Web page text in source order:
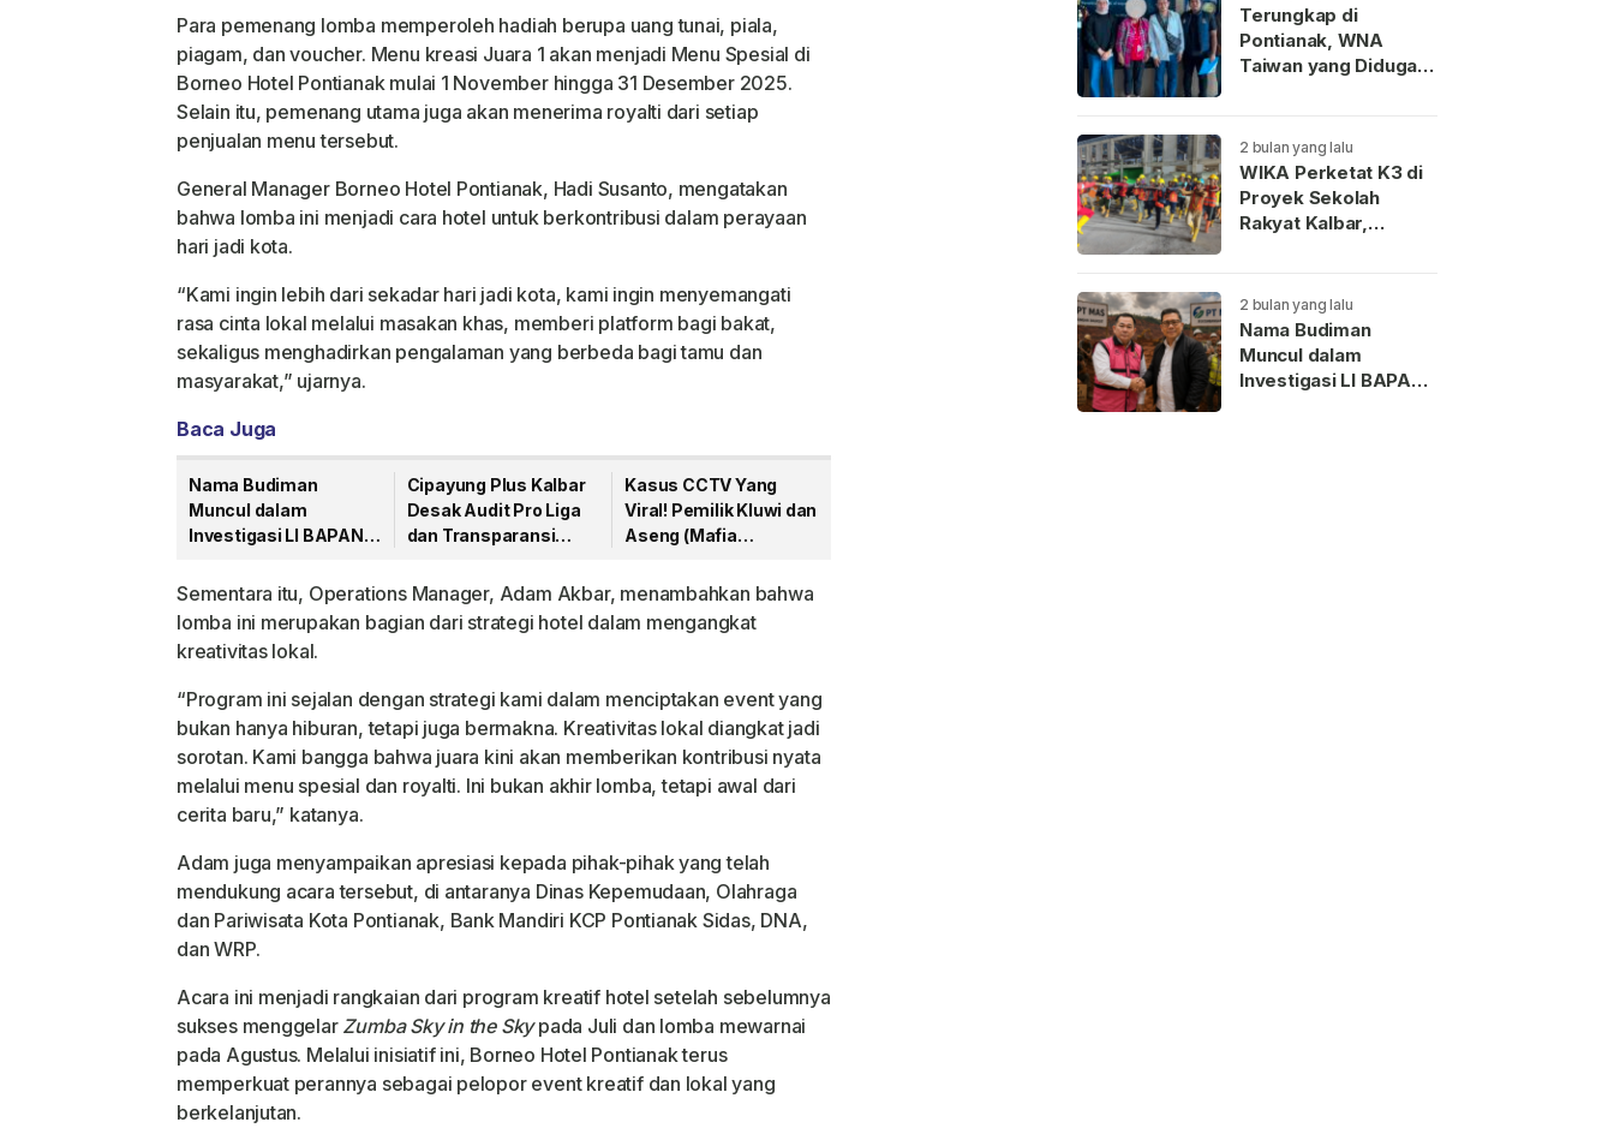
2026 Kategori SMP
Anak Nasional
Para pemenang lomba memperoleh hadiah berupa uang tunai, piala,
piagam, dan voucher. Menu kreasi Juara 1 akan menjadi Menu Spesial di
Borneo Hotel Pontianak mulai 1 November hingga 31 Desember 2025.
Selain itu, pemenang utama juga akan menerima royalti dari setiap
penjualan menu tersebut.
General Manager Borneo Hotel Pontianak, Hadi Susanto, mengatakan
bahwa lomba ini menjadi cara hotel untuk berkontribusi dalam perayaan
hari jadi kota.
“Kami ingin lebih dari sekadar hari jadi kota, kami ingin menyemangati
rasa cinta lokal melalui masakan khas, memberi platform bagi bakat,
sekaligus menghadirkan pengalaman yang berbeda bagi tamu dan
masyarakat,” ujarnya.
Baca Juga
Nama Budiman
Muncul dalam
Investigasi LI BAPAN
Jaringan Aseng
Cipayung Plus Kalbar
Desak Audit Pro Liga
dan Transparansi
Kasus CCTV Yang
Viral! Pemilik Kluwi dan
Aseng (Mafia
ke Polda Kalbar
Sementara itu, Operations Manager, Adam Akbar, menambahkan bahwa
lomba ini merupakan bagian dari strategi hotel dalam mengangkat
kreativitas lokal.
“Program ini sejalan dengan strategi kami dalam menciptakan event yang
bukan hanya hiburan, tetapi juga bermakna. Kreativitas lokal diangkat jadi
sorotan. Kami bangga bahwa juara kini akan memberikan kontribusi nyata
melalui menu spesial dan royalti. Ini bukan akhir lomba, tetapi awal dari
cerita baru,” katanya.
Adam juga menyampaikan apresiasi kepada pihak-pihak yang telah
mendukung acara tersebut, di antaranya Dinas Kepemudaan, Olahraga
dan Pariwisata Kota Pontianak, Bank Mandiri KCP Pontianak Sidas, DNA,
danWRP.
Acara ini menjadi rangkaian dari program kreatif hotel setelah sebelumnya
sukses menggelar Zumba Sky in the Skypada Juli dan lomba mewarnai
pada Agustus. Melalui inisiatif ini, Borneo Hotel Pontianak terus
memperkuat perannya sebagai pelopor event kreatif dan lokal yang
berkelanjutan.
Terungkap di
Pontianak, WNA
Taiwan yang Diduga
Dideportasi
2 bulan yang lalu
WIKA Perketat K3 di
Proyek Sekolah
Rakyat Kalbar,
2 bulan yang lalu
Nama Budiman
Muncul dalam
Investigasi LI BAPAN